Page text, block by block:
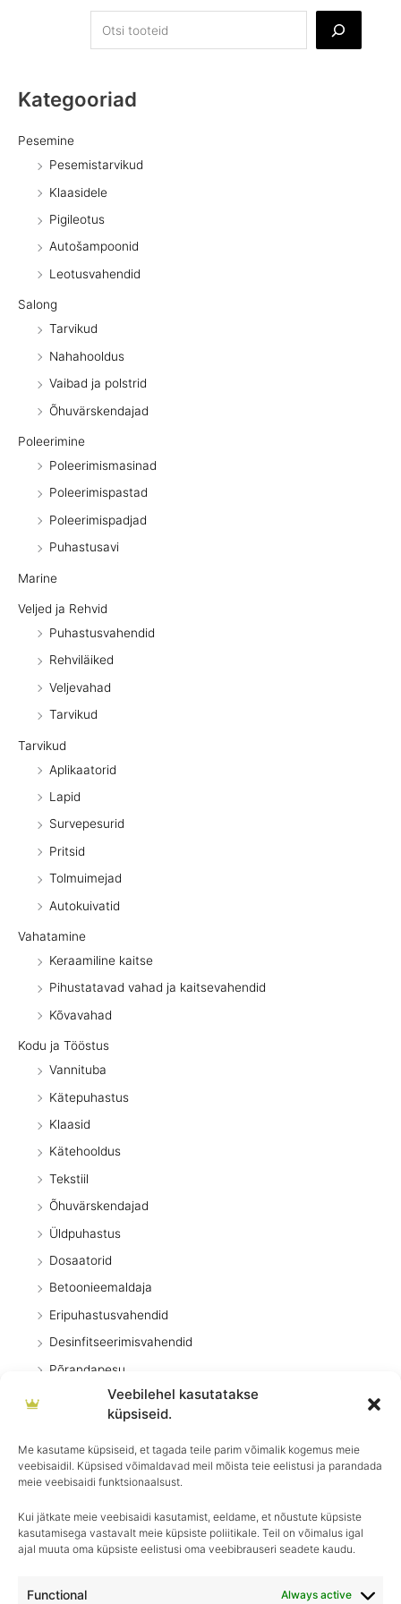
Veebilehel kasutatakse
küpsiseid.
Me kasutame küpsiseid, et tagada teile parim võimalik kogemus meie
veebisaidil. Küpsised võimaldavad meil mõista teie eelistusi ja parandada
meie veebisaidi funktsionaalsust.
Kui jätkate meie veebisaidi kasutamist, eeldame, et nõustute küpsiste
kasutamisega vastavalt meie küpsiste poliitikale. Teil on võimalus igal
ajal muuta oma küpsiste eelistusi oma veebibrauseri seadete kaudu.
Functional Always active
Kategooriad
Pesemine
Pesemistarvikud
Klaasidele
Pigileotus
Autošampoonid
Leotusvahendid
Salong
Tarvikud
Nahahooldus
Vaibad ja polstrid
Õhuvärskendajad
Poleerimine
Poleerimismasinad
Poleerimispastad
Poleerimispadjad
Puhastusavi
Marine
Veljed ja Rehvid
Puhastusvahendid
Rehviläiked
Veljevahad
Tarvikud
Tarvikud
Aplikaatorid
Lapid
Survepesurid
Pritsid
Tolmuimejad
Autokuivatid
Vahatamine
Keraamiline kaitse
Pihustatavad vahad ja kaitsevahendid
Kõvavahad
Kodu ja Tööstus
Vannituba
Kätepuhastus
Klaasid
Kätehooldus
Tekstiil
Õhuvärskendajad
Üldpuhastus
Dosaatorid
Betoonieemaldaja
Eripuhastusvahendid
Desinfitseerimisvahendid
Põrandapesu
Pesuvahendid
Kodumasinad
Pritsid
Köök
Igapäevane hooldus, ületamatu sära–